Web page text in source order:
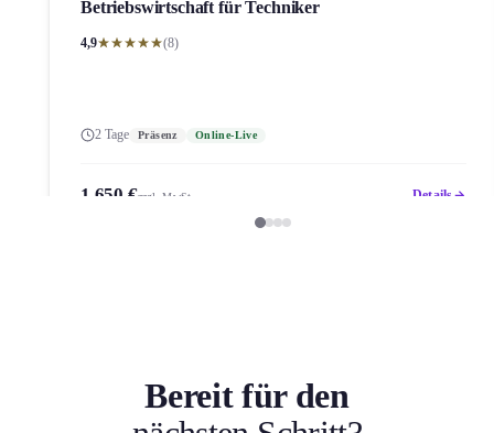
Betriebswirtschaft für Techniker
4,9 (8)
2 Tage Präsenz Online-Live
1.650 €zzgl. MwSt. Details
Bereit für den